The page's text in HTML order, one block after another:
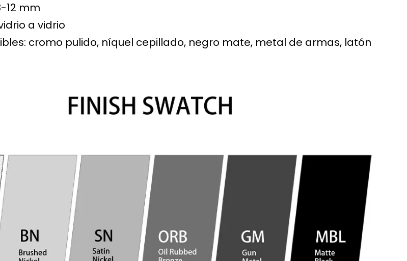
12 mm
a vidrio
cromo pulido, níquel cepillado, negro mate, metal de armas, latón